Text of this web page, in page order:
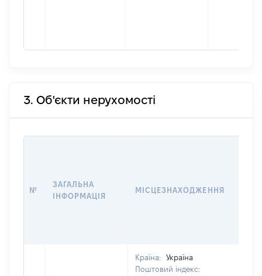
3. Об'єкти нерухомості
№
ЗАГАЛЬНА
ІНФОРМАЦІЯ
МІСЦЕЗНАХОДЖЕННЯ
Країна:
Україна
Поштовий індекс: